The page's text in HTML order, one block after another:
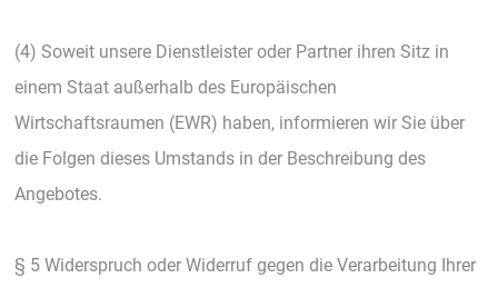
(4) Soweit unsere Dienstleister oder Partner ihren Sitz in
einem Staat außerhalb des Europäischen
Wirtschaftsraumen (EWR) haben, informieren wir Sie über
die Folgen dieses Umstands in der Beschreibung des
Angebotes.
§ 5 Widerspruch oder Widerruf gegen die Verarbeitung Ihrer